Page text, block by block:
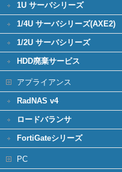
1U サーバシリーズ
1/4U サーバシリーズ(AXE2)
1/2U サーバシリーズ
HDD廃棄サービス
アプライアンス
RadNAS v4
ロードバランサ
FortiGateシリーズ
PC